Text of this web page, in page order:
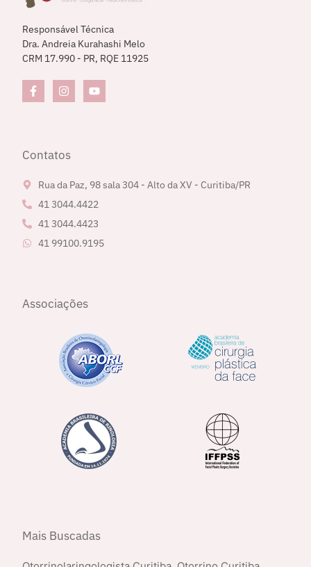
Responsável Técnica
Dra. Andreia Kurahashi Melo
CRM 17.990 - PR, RQE 11925
Contatos
Rua da Paz, 98 sala 304 - Alto da XV - Curitiba/PR
41 3044.4422
41 3044.4423
41 99100.9195
Associações
Mais Buscadas